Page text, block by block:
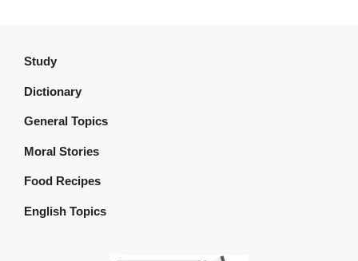
Study
Dictionary
General Topics
Moral Stories
Food Recipes
English Topics